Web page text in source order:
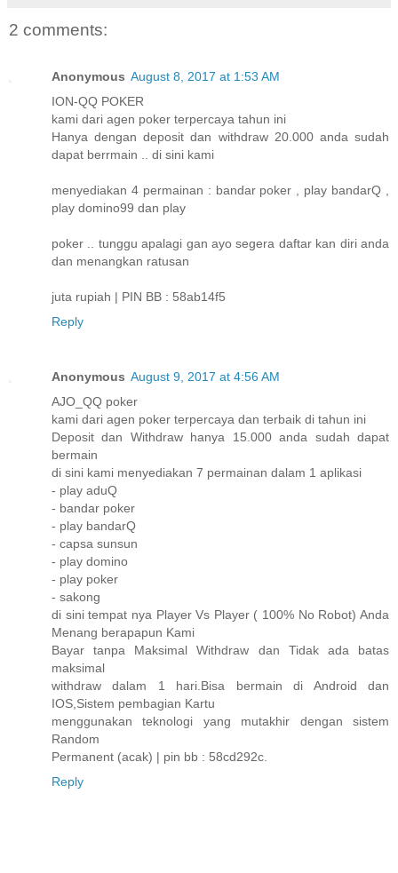
2 comments:
Anonymous August 8, 2017 at 1:53 AM
ION-QQ POKER
kami dari agen poker terpercaya tahun ini
Hanya dengan deposit dan withdraw 20.000 anda sudah
dapat berrmain .. di sini kami
menyediakan 4 permainan : bandar poker , play bandarQ ,
play domino99 dan play
poker .. tunggu apalagi gan ayo segera daftar kan diri anda
dan menangkan ratusan
juta rupiah | PIN BB : 58ab14f5
Reply
Anonymous August 9, 2017 at 4:56 AM
AJO_QQ poker
kami dari agen poker terpercaya dan terbaik di tahun ini
Deposit dan Withdraw hanya 15.000 anda sudah dapat
bermain
di sini kami menyediakan 7 permainan dalam 1 aplikasi
- play aduQ
- bandar poker
- play bandarQ
- capsa sunsun
- play domino
- play poker
- sakong
di sini tempat nya Player Vs Player ( 100% No Robot) Anda
Menang berapapun Kami
Bayar tanpa Maksimal Withdraw dan Tidak ada batas
maksimal
withdraw dalam 1 hari.Bisa bermain di Android dan
IOS,Sistem pembagian Kartu
menggunakan teknologi yang mutakhir dengan sistem
Random
Permanent (acak) | pin bb : 58cd292c.
Reply